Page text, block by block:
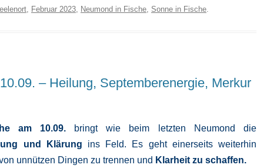
, Februar 2023, Neumond in Fische, Sonne in Fische.
– Heilung, Septemberenergie, Merkur
am 10.09.
bringt wie beim letzten Neumond die
und Klärung ins Feld. Es geht einerseits weiterhin
unnützen Dingen zu trennen und Klarheit zu schaffen.